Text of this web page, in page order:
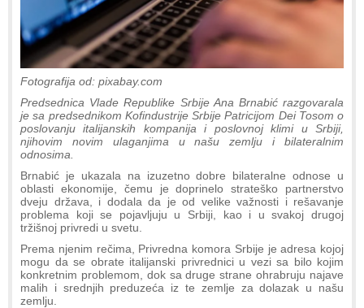
Fotografija od: pixabay.com
Predsednica Vlade Republike Srbije Ana Brnabić razgovarala
je sa predsednikom Kofindustrije Srbije Patricijom Dei Tosom o
poslovanju italijanskih kompanija i poslovnoj klimi u Srbiji,
njihovim novim ulaganjima u našu zemlju i bilateralnim
odnosima.
Brnabić je ukazala na izuzetno dobre bilateralne odnose u
oblasti ekonomije, čemu je doprinelo strateško partnerstvo
dveju država, i dodala da je od velike važnosti i rešavanje
problema koji se pojavljuju u Srbiji, kao i u svakoj drugoj
tržišnoj privredi u svetu.
Prema njenim rečima, Privredna komora Srbije je adresa kojoj
mogu da se obrate italijanski privrednici u vezi sa bilo kojim
konkretnim problemom, dok sa druge strane ohrabruju najave
malih i srednjih preduzeća iz te zemlje za dolazak u našu
zemlju.